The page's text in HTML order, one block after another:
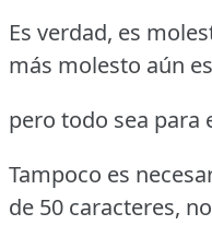
Es verdad, es
más molesto aún
pero todo sea para
Tampoco es
de 50 caracteres,